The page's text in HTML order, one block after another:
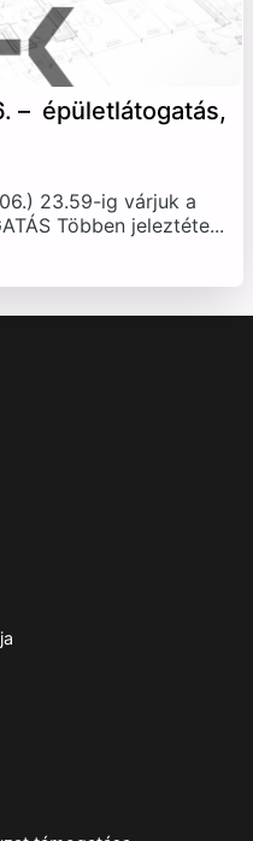
– épületlátogatás,
23.59-ig várjuk a
Többen jeleztéte...